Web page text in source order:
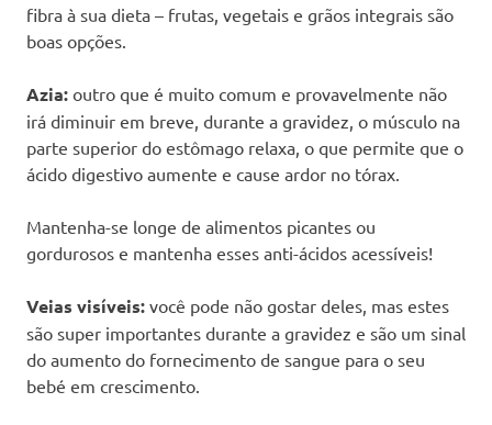
fibra à sua dieta – frutas, vegetais e grãos integrais são
boas opções.
Azia: outro que é muito comum e provavelmente não
irá diminuir em breve, durante a gravidez, o músculo na
parte superior do estômago relaxa, o que permite que o
ácido digestivo aumente e cause ardor no tórax.
Mantenha-se longe de alimentos picantes ou
gordurosos e mantenha esses anti-ácidos acessíveis!
Veias visíveis: você pode não gostar deles, mas estes
são super importantes durante a gravidez e são um sinal
do aumento do fornecimento de sangue para o seu
bebé em crescimento.